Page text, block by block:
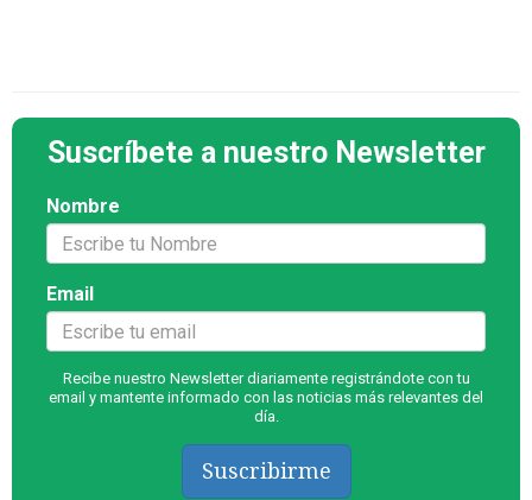
Suscríbete a nuestro Newsletter
Nombre
Email
Recibe nuestro Newsletter diariamente registrándote con tu
email y mantente informado con las noticias más relevantes del
día.
Suscribirme